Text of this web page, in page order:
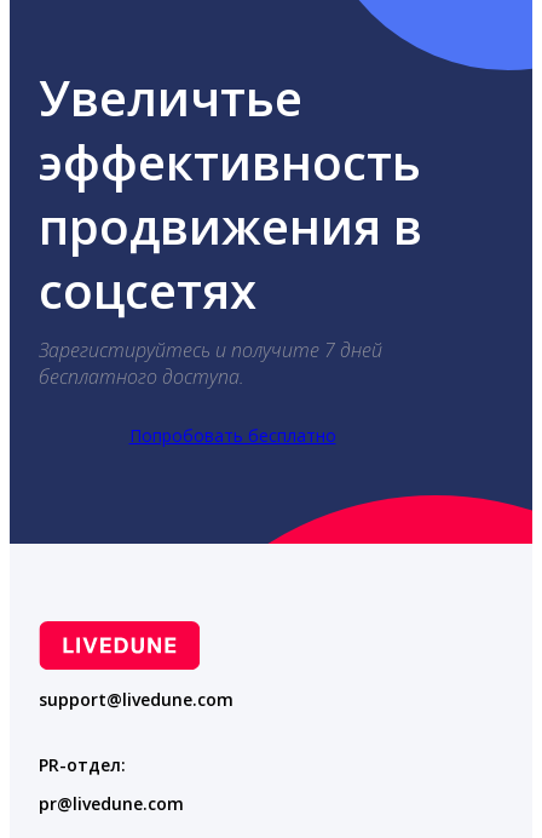
Увеличтье
эффективность
продвижения в
соцсетях
Зарегистируйтесь и получите 7 дней
бесплатного доступа.
Попробовать бесплатно
support@livedune.com
PR-отдел:
pr@livedune.com